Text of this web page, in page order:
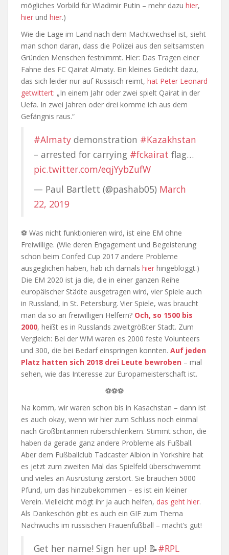
mögliches Vorbild für Wladimir Putin – mehr dazu hier,
hier und hier.)
Wie die Lage im Land nach dem Machtwechsel ist, sieht
man schon daran, dass die Polizei aus den seltsamsten
Gründen Menschen festnimmt. Hier: Das Tragen einer
Fahne des FC Qairat Almaty. Ein kleines Gedicht dazu,
das sich leider nur auf Russisch reimt, hat Peter Leonard
getwittert: „In einem Jahr oder zwei spielt Qairat in der
Uefa. In zwei Jahren oder drei komme ich aus dem
Gefängnis raus.“
#Almaty demonstration #Kazakhstan
– arrested for carrying #fckairat flag…
pic.twitter.com/eqjYybZufW
— Paul Bartlett (@pashab05) March
22, 2019
⚽ Was nicht funktionieren wird, ist eine EM ohne
Freiwillige. (Wie deren Engagement und Begeisterung
schon beim Confed Cup 2017 andere Probleme
ausgeglichen haben, hab ich damals hier hingebloggt.)
Die EM 2020 ist ja die, die in einer ganzen Reihe
europäischer Städte ausgetragen wird, vier Spiele auch
in Russland, in St. Petersburg. Vier Spiele, was braucht
man da so an freiwilligen Helfern? Och, so 1500 bis
2000, heißt es in Russlands zweitgrößter Stadt. Zum
Vergleich: Bei der WM waren es 2000 feste Volunteers
und 300, die bei Bedarf einspringen konnten. Auf jeden
Platz hatten sich 2018 drei Leute bewroben – mal
sehen, wie das Interesse zur Europameisterschaft ist.
⚽⚽⚽
Na komm, wir waren schon bis in Kasachstan – dann ist
es auch okay, wenn wir hier zum Schluss noch einmal
nach Großbritannien rüberschlenkern. Stimmt schon, die
haben da gerade ganz andere Probleme als Fußball.
Aber dem Fußballclub Tadcaster Albion in Yorkshire hat
es jetzt zum zweiten Mal das Spielfeld überschwemmt
und vieles an Ausrüstung zerstört. Sie brauchen 5000
Pfund, um das hinzubekommen – es ist ein kleiner
Verein. Vielleicht mögt ihr ja auch helfen, das geht hier.
Als Dankeschön gibt es auch ein GIF zum Thema
Nachwuchs im russischen Frauenfußball – macht’s gut!
Get her name! Sign her up! 📝#RPL